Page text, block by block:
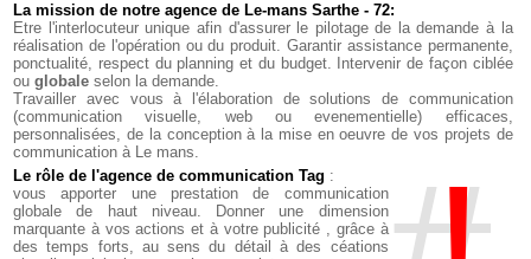
La mission de notre agence de Le-mans Sarthe - 72:
Etre l'interlocuteur unique afin d'assurer le pilotage de la demande à la
réalisation de l'opération ou du produit. Garantir assistance permanente,
ponctualité, respect du planning et du budget. Intervenir de façon ciblée
ouglobale selon la demande.
Travailler avec vous à l'élaboration de solutions de communication
(communication visuelle, web ou evenementielle) efficaces,
personnalisées, de la conception à la mise en oeuvre de vos projets de
communication à Le mans.
Le rôle de l'agence de communication Tag :
vous apporter une prestation de communication
globale de haut niveau. Donner une dimension
marquante à vos actions et à votre publicité , grâce à
des temps forts, au sens du détail à des céations